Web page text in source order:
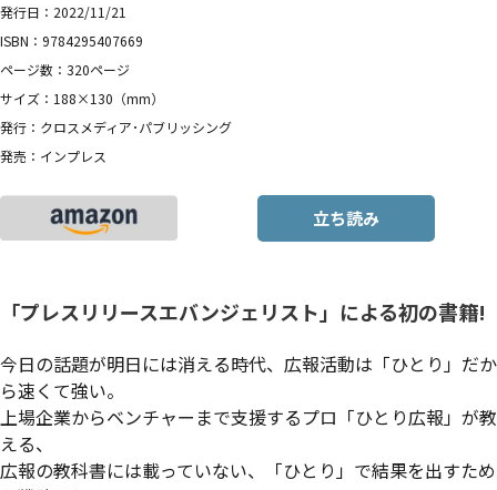
発行日：2022/11/21
ISBN：9784295407669
ページ数：320ページ
サイズ：188×130（mm）
発行：クロスメディア･パブリッシング
発売：インプレス
立ち読み
「プレスリリースエバンジェリスト」による初の書籍!
今日の話題が明日には消える時代、広報活動は「ひとり」だか
ら速くて強い。
上場企業からベンチャーまで支援するプロ「ひとり広報」が教
える、
広報の教科書には載っていない、「ひとり」で結果を出すため